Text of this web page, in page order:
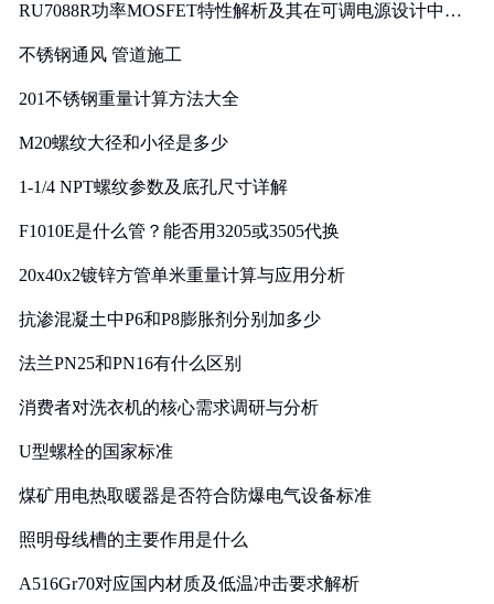
RU7088R功率MOSFET特性解析及其在可调电源设计中的
不锈钢通风 管道施工
201不锈钢重量计算方法大全
M20螺纹大径和小径是多少
1-1/4 NPT螺纹参数及底孔尺寸详解
F1010E是什么管？能否用3205或3505代换
20x40x2镀锌方管单米重量计算与应用分析
抗渗混凝土中P6和P8膨胀剂分别加多少
法兰PN25和PN16有什么区别
消费者对洗衣机的核心需求调研与分析
U型螺栓的国家标准
煤矿用电热取暖器是否符合防爆电气设备标准
照明母线槽的主要作用是什么
A516Gr70对应国内材质及低温冲击要求解析